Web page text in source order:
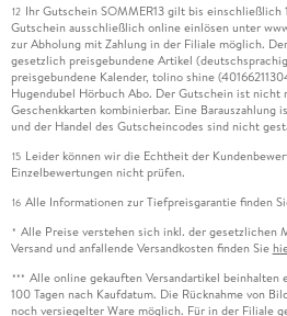
12 Ihr Gutschein SOMMER13 gilt bis einschließlich
Gutschein ausschließlich online einlösen unter
zur Abholung mit Zahlung in der Filiale möglich.
gesetzlich preisgebundene Artikel
preisgebundene Kalender, tolino shine
Hugendubel Hörbuch Abo. Der Gutschein ist nicht
Geschenkkarten kombinierbar. Eine
und der Handel des Gutscheincodes sind nicht
15 Leider können wir die Echtheit der
Einzelbewertungen nicht prüfen.
16 Alle Informationen zur Tiefpreisgarantie finden
* Alle Preise verstehen sich inkl. der gesetzlichen
Versand und anfallende Versandkosten finden Sie
*** Alle online gekauften Versandartikel
100 Tagen nach Kaufdatum. Die Rücknahme von
noch versiegelter Ware möglich. Für in der Filiale